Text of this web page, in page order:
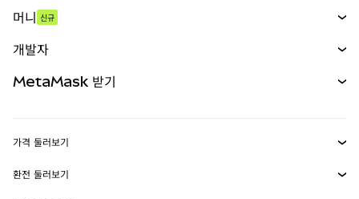
무기한 선물
실물자산
머니 신규
개발자
MetaMask Connect
MetaMask 받기
가격 둘러보기
이더리움 가격
환전 둘러보기